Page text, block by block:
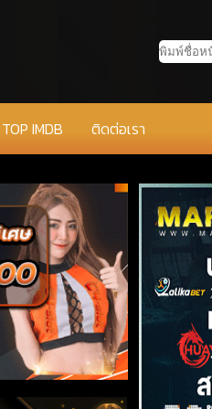
TOP IMDB ติดต่อเรา